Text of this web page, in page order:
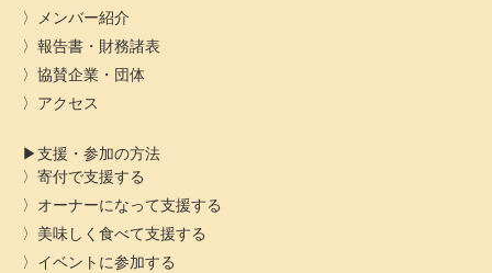
メンバー紹介
報告書・財務諸表
協賛企業・団体
アクセス
支援・参加の方法
寄付で支援する
オーナーになって支援する
美味しく食べて支援する
イベントに参加する